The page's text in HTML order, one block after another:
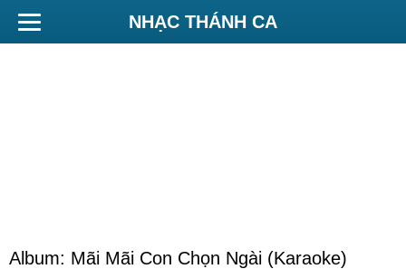
NHẠC THÁNH CA
Album: Mãi Mãi Con Chọn Ngài (Karaoke)